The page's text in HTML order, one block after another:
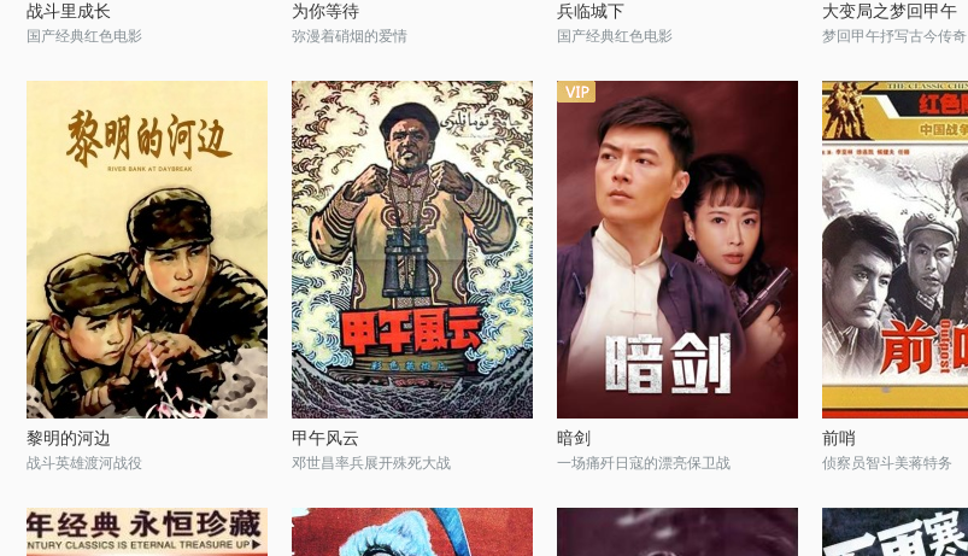
战斗里成长
国产经典红色电影
为你等待
弥漫着硝烟的爱情
兵临城下
国产经典红色电影
大变局之梦回甲午
梦回甲午抒写古今传奇
黎明的河边
战斗英雄渡河战役
甲午风云
邓世昌率兵展开殊死大战
暗剑
一场痛歼日寇的漂亮保卫战
前哨
侦察员智斗美蒋特务